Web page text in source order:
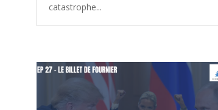
catastrophe...